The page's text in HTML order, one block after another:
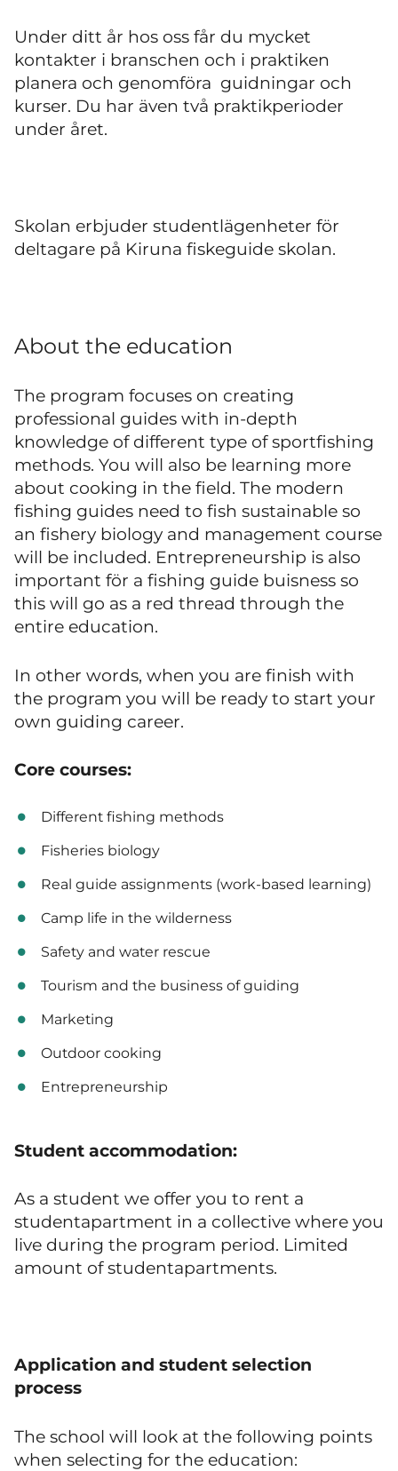
Under ditt år hos oss får du mycket
kontakter i branschen och i praktiken
planera och genomföra guidningar och
kurser. Du har även två praktikperioder
under året.
Skolan erbjuder studentlägenheter för
deltagare på Kiruna fiskeguide skolan.
About the education
The program focuses on creating
professional guides with in-depth
knowledge of different type of sportfishing
methods. You will also be learning more
about cooking in the field. The modern
fishing guides need to fish sustainable so
an fishery biology and management course
will be included. Entrepreneurship is also
important för a fishing guide buisness so
this will go as a red thread through the
entire education.
In other words, when you are finish with
the program you will be ready to start your
own guiding career.
Core courses:
Different fishing methods
Fisheries biology
Real guide assignments (work-based learning)
Camp life in the wilderness
Safety and water rescue
Tourism and the business of guiding
Marketing
Outdoor cooking
Entrepreneurship
Student accommodation:
As a student we offer you to rent a
studentapartment in a collective where you
live during the program period. Limited
amount of studentapartments.
Application and student selection
process
The school will look at the following points
when selecting for the education: